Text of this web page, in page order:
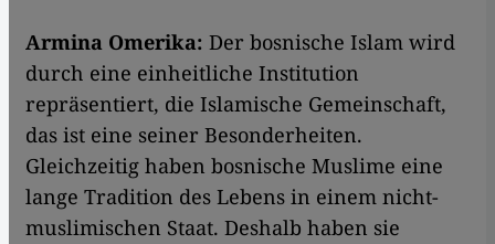
Armina Omerika: Der bosnische Islam wird
durch eine einheitliche Institution
repräsentiert, die Islamische Gemeinschaft,
das ist eine seiner Besonderheiten.
Gleichzeitig haben bosnische Muslime eine
lange Tradition des Lebens in einem nicht-
muslimischen Staat. Deshalb haben sie